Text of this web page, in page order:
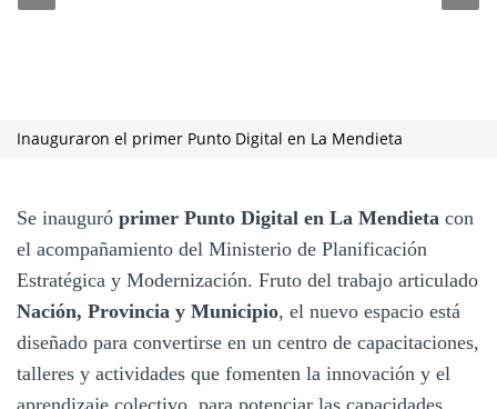
Inauguraron el primer Punto Digital en La Mendieta
Se inauguró primer Punto Digital en La Mendieta con
el acompañamiento del Ministerio de Planificación
Estratégica y Modernización. Fruto del trabajo articulado
Nación, Provincia y Municipio, el nuevo espacio está
diseñado para convertirse en un centro de capacitaciones,
talleres y actividades que fomenten la innovación y el
aprendizaje colectivo, para potenciar las capacidades